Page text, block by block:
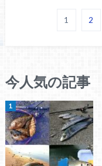
1 2
今人気の記事